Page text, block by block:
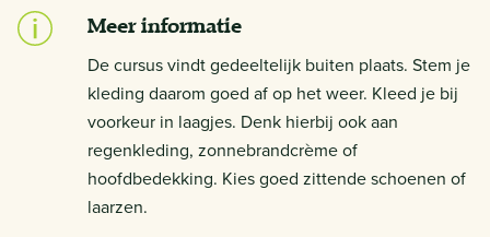
Meer informatie
De cursus vindt gedeeltelijk buiten plaats. Stem je
kleding daarom goed af op het weer. Kleed je bij
voorkeur in laagjes. Denk hierbij ook aan
regenkleding, zonnebrandcrème of
hoofdbedekking. Kies goed zittende schoenen of
laarzen.